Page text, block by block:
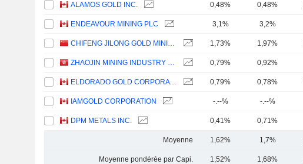
ALAMOS GOLD INC. 0,48% 0,48%
ENDEAVOUR MINING PLC 3,1% 3,2%
CHIFENG JILONG GOLD MINING GROUP LIMITED 1,73% 1,97%
ZHAOJIN MINING INDUSTRY COMPANY LIMITED 0,79% 0,92%
ELDORADO GOLD CORPORATION 0,79% 0,78%
IAMGOLD CORPORATION -.--% -.--%
DPM METALS INC. 0,41% 0,71%
Moyenne 1,62% 1,7%
Moyenne pondérée par Capi. 1,52% 1,68%